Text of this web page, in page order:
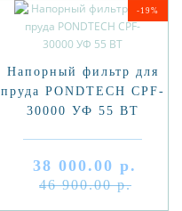
-19%
Напорный фильтр для
пруда PONDTECH CPF-
30000 УФ 55 ВТ
38 000.00 р.
46 900.00 р.